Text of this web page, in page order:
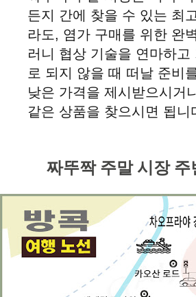
든지 간에 찾을 수 있는 최
라도, 염가 구매를 위한 완
러니 협상 기술을 연마하고
로 되지 않을 때 떠날 준비
낮은 가격을 제시받으시거
같은 상품을 찾으시면 됩니
짜뚜짝 주말 시장 주